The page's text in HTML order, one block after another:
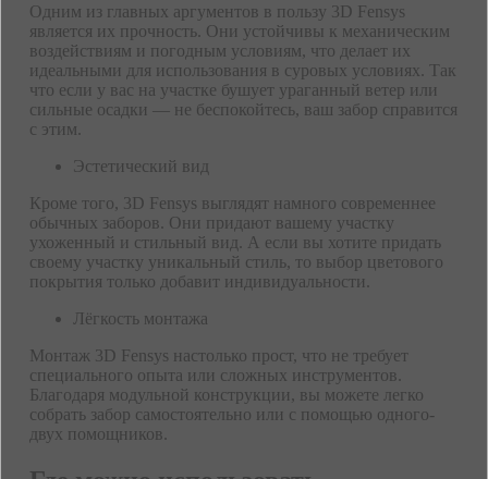
Одним из главных аргументов в пользу 3D Fensys
является их прочность. Они устойчивы к механическим
воздействиям и погодным условиям, что делает их
идеальными для использования в суровых условиях. Так
что если у вас на участке бушует ураганный ветер или
сильные осадки — не беспокойтесь, ваш забор справится
с этим.
Эстетический вид
Кроме того, 3D Fensys выглядят намного современнее
обычных заборов. Они придают вашему участку
ухоженный и стильный вид. А если вы хотите придать
своему участку уникальный стиль, то выбор цветового
покрытия только добавит индивидуальности.
Лёгкость монтажа
Монтаж 3D Fensys настолько прост, что не требует
специального опыта или сложных инструментов.
Благодаря модульной конструкции, вы можете легко
собрать забор самостоятельно или с помощью одного-
двух помощников.